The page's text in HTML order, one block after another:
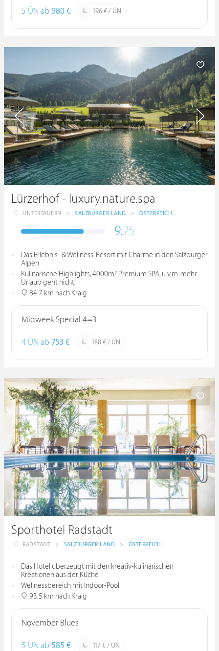
5 ÜN ab 980 € 196 € / ÜN
Lürzerhof - luxury.nature.spa
UNTERTAUERN > SALZBURGER LAND > ÖSTERREICH
9.25
Das Erlebnis- & Wellness-Resort mit Charme in den Salzburger
Alpen
Kulinarische Highlights, 4000m² Premium SPA, u.v.m. mehr
Urlaub geht nicht!
84.7 km nach Kraig
Midweek Special 4=3
4 ÜN ab 753 € 188 € / ÜN
Sporthotel Radstadt
RADSTADT > SALZBURGER LAND > ÖSTERREICH
Das Hotel überzeugt mit den kreativ-kulinarischen
Kreationen aus der Küche
Wellnessbereich mit Indoor-Pool.
93.5 km nach Kraig
November Blues
5 ÜN ab 585 € 117 € / ÜN